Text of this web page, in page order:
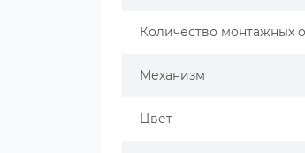
Количество монтажных
Механизм
Цвет